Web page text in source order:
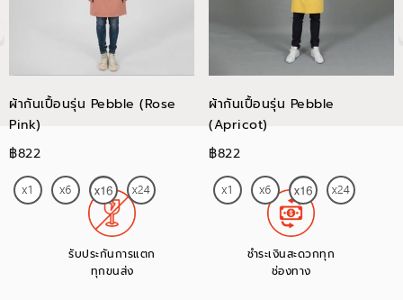
ผ้ากันเปื้อนรุ่น Pebble (Rose
Pink)
฿822
ผ้ากันเปื้อนรุ่น Pebble
(Apricot)
฿822
รับประกันการแตก
ทุกขนส่ง
ชำระเงินสะดวกทุก
ช่องทาง